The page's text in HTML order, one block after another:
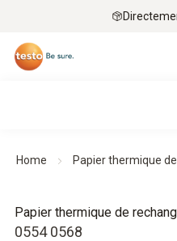
Home Papier thermique
0554 0568
Papier thermique de